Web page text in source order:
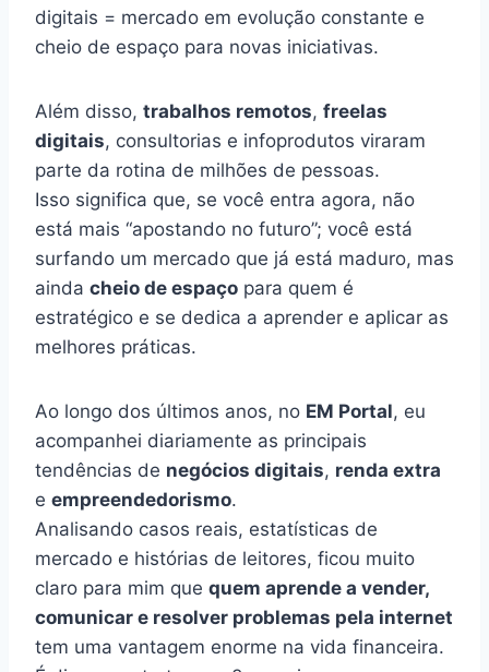
digitais = mercado em evolução constante e
cheio de espaço para novas iniciativas.
Além disso, trabalhos remotos, freelas
digitais, consultorias e infoprodutos viraram
parte da rotina de milhões de pessoas.
Isso significa que, se você entra agora, não
está mais “apostando no futuro”; você está
surfando um mercado que já está maduro, mas
ainda cheio de espaço para quem é
estratégico e se dedica a aprender e aplicar as
melhores práticas.
Ao longo dos últimos anos, no EM Portal, eu
acompanhei diariamente as principais
tendências de negócios digitais, renda extra
e empreendedorismo.
Analisando casos reais, estatísticas de
mercado e histórias de leitores, ficou muito
claro para mim que quem aprende a vender,
comunicar e resolver problemas pela internet
tem uma vantagem enorme na vida financeira.